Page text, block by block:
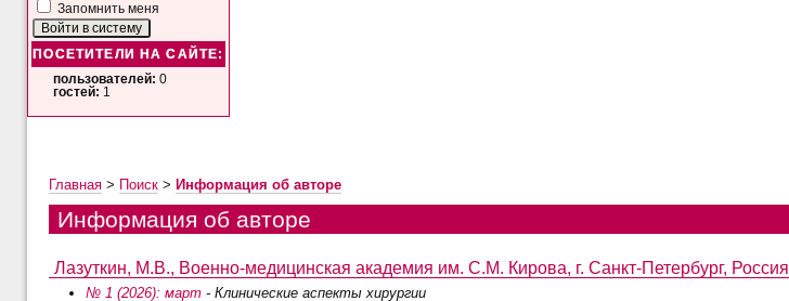
Запомнить меня
ПОСЕТИТЕЛИ НА САЙТЕ:
пользователей: 0
гостей: 1
Главная> Поиск> Информация об авторе
Информация об авторе
Лазуткин, М.В., Военно-медицинская академия им. С.М. Кирова, г. Санкт-Петербург, Россия
№ 1 (2026): март- Клинические аспекты хирургии